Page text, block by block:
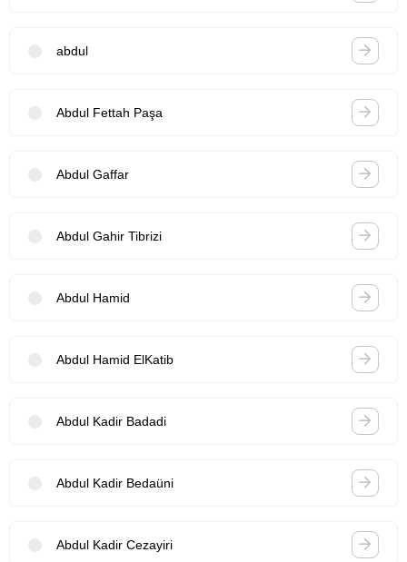
abdul
Abdul Fettah Paşa
Abdul Gaffar
Abdul Gahir Tibrizi
Abdul Hamid
Abdul Hamid ElKatib
Abdul Kadir Badadi
Abdul Kadir Bedaüni
Abdul Kadir Cezayiri